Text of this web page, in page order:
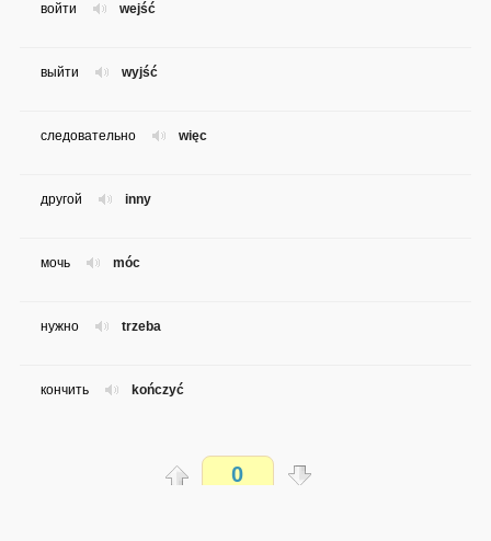
wejść
войти
wyjść
выйти
więc
следовательно
inny
другой
móc
мочь
trzeba
нужно
kończyć
кончить
0